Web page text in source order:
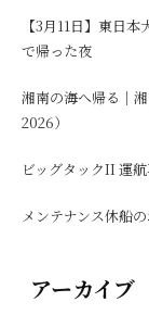
【3月11日】東日
で帰った夜
湘南の海へ帰る｜
2026）
ビッグタックII 運
メンテナンス休船
アーカイブ